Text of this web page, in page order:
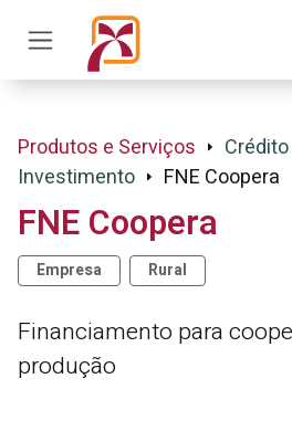
Produtos e Serviços Crédito
Investimento
FNE Coopera
FNE Coopera
Empresa Rural
Financiamento para
produção